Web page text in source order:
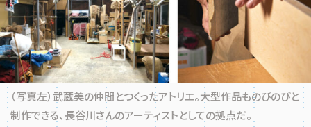
（写真左）武蔵美の仲間とつくったアトリエ。大型作品ものびのびと
制作できる、長谷川さんのアーティストとしての拠点だ。